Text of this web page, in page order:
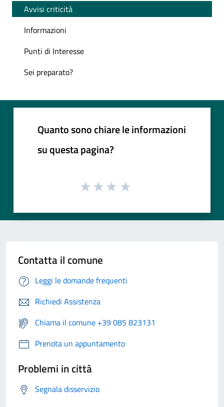
Avvisi criticità
Informazioni
Punti di Interesse
Sei preparato?
Quanto sono chiare le informazioni
su questa pagina?
Contatta il comune
Leggi le domande frequenti
Richiedi Assistenza
Chiama il comune +39 085 823131
Prenota un appuntamento
Problemi in città
Segnala disservizio